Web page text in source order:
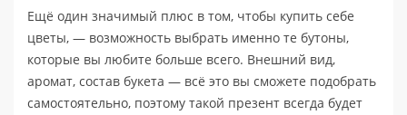
Ещё один значимый плюс в том, чтобы купить себе
цветы, — возможность выбрать именно те бутоны,
которые вы любите больше всего. Внешний вид,
аромат, состав букета — всё это вы сможете подобрать
самостоятельно, поэтому такой презент всегда будет